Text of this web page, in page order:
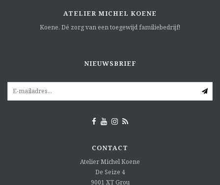
ATELIER MICHEL KOENE
Koene. Dé zorg van een toegewijd familiebedrijf!
NIEUWSBRIEF
CONTACT
Atelier Michel Koene
De Seize 4
9001 XT Grou